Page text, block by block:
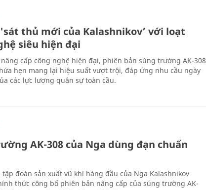
'sát thủ mới của Kalashnikov’ với loạt
siêu hiện đại
cấp công nghệ hiện đại, phiên bản súng trường AK-308
hẹn mang lại hiệu suất vượt trội, đáp ứng nhu cầu ngày
các lực lượng quân sự toàn cầu.
AK-308 của Nga dùng đạn chuẩn
tập đoàn sản xuất vũ khí hàng đầu của Nga Kalashnikov
thức công bố phiên bản nâng cấp của súng trường AK-